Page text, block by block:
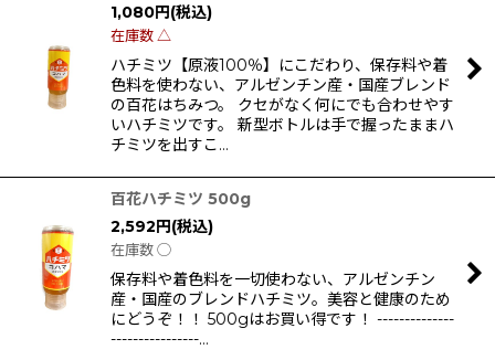
1,080円(税込)
在庫数 △
ハチミツ【原液100％】にこだわり、保存料や着
色料を使わない、アルゼンチン産・国産ブレンド
の百花はちみつ。 クセがなく何にでも合わせやす
いハチミツです。 新型ボトルは手で握ったままハ
チミツを出すこ…
百花ハチミツ 500g
2,592円(税込)
在庫数 ◯
保存料や着色料を一切使わない、アルゼンチン
産・国産のブレンドハチミツ。美容と健康のため
にどうぞ！！ 500gはお買い得です！ --------------
----------------…